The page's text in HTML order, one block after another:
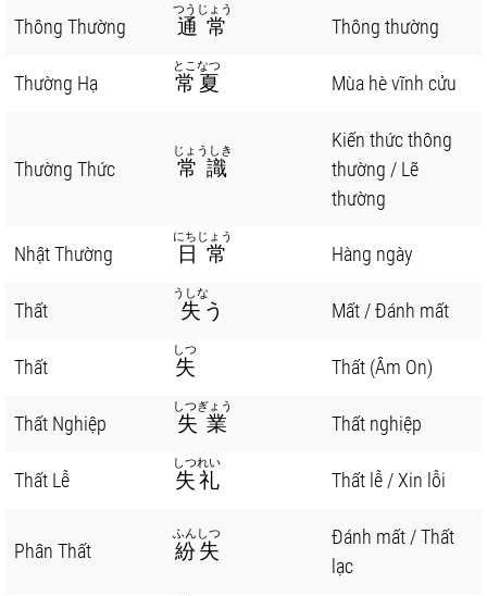
Thông Thường 通常
つうじょう
Thông thường
Thường Hạ 常夏
とこなつ
Mùa hè vĩnh cửu
Thường Thức 常識
じょうしき
Kiến thức thông
thường / Lẽ
thường
Nhật Thường 日常
にちじょう
Hàng ngày
Thất 失
うしな
う Mất / Đánh mất
Thất 失
しつ
Thất (Âm On)
Thất Nghiệp 失業
しつぎょう
Thất nghiệp
Thất Lễ 失礼
しつれい
Thất lễ / Xin lỗi
Phân Thất 紛失
ふんしつ
Đánh mất / Thất
lạc